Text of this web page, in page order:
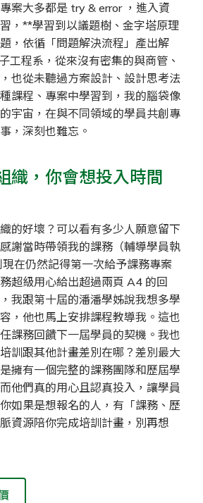
案大多都是 try & error ，進入資
，**學習到以議題樹、金字塔原理
，依循「問題解決流程」產出解
工程系，從來沒有密集的與商管、
也從未聽過方案設計、設計思考法
課程、專案中學習到，我的腦袋像
宇宙，在與不同領域的學員共創專
，深刻也難忘。
織，你會想投入時間
織的好壞？可以看有多少人願意留下
謝當時帶領我的課務（輔導學員執
在仍然記得第一次給予課務專案
超級用心給出超過兩頁 A4 的回
我跟第十屆的潘潘學姊說我想多學
，他也馬上安排課程教導我。這也
課務回饋下一屆學員的契機。我也
訓跟其他計畫差別在哪？差別最大
擁有一個完整的課務團隊和歷屆學
他們真的用心且認真投入，讓學員
如果是想報名的人，有「課務、歷
資源陪你完成培訓計畫，別再想